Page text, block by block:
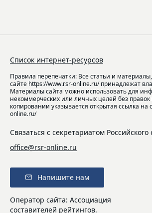
Список интернет-ресурсов
Правила перепечатки: Все статьи и
сайте https://www.rsr-online.ru/ принадлежат
Материалы сайта можно использовать для
некоммерческих или личных целей без
копировании указывается открытая ссылка на
online.ru/
Связаться с секретариатом
office@rsr-online.ru
Напишите нам
Оператор сайта: Ассоциация
составителей рейтингов.